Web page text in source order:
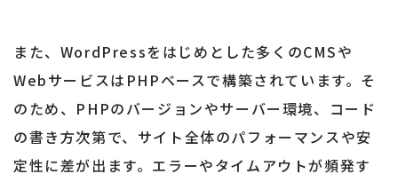
また、WordPressをはじめとした多くのCMSや
WebサービスはPHPベースで構築されています。そ
のため、PHPのバージョンやサーバー環境、コード
の書き方次第で、サイト全体のパフォーマンスや安
定性に差が出ます。エラーやタイムアウトが頻発す